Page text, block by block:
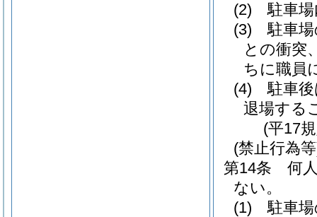
(2)
駐車
(3)
駐車
との衝突
ちに職員
(4)
駐車
退場する
(平17
(禁止行為
第14条
何
ない。
(1)
駐車